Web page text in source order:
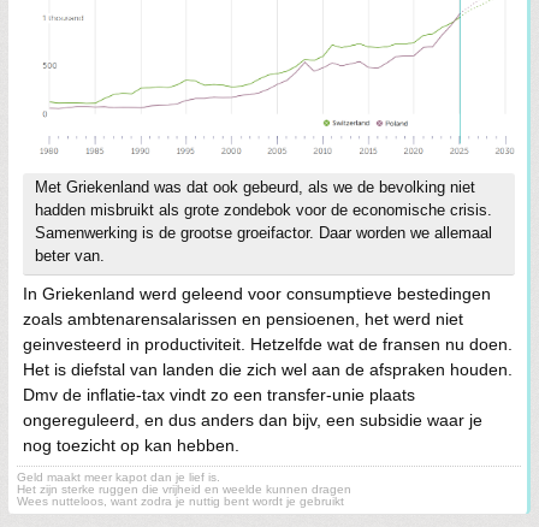
Met Griekenland was dat ook gebeurd, als we de bevolking niet
hadden misbruikt als grote zondebok voor de economische crisis.
Samenwerking is de grootse groeifactor. Daar worden we allemaal
beter van.
In Griekenland werd geleend voor consumptieve bestedingen
zoals ambtenarensalarissen en pensioenen, het werd niet
geinvesteerd in productiviteit. Hetzelfde wat de fransen nu doen.
Het is diefstal van landen die zich wel aan de afspraken houden.
Dmv de inflatie-tax vindt zo een transfer-unie plaats
ongereguleerd, en dus anders dan bijv, een subsidie waar je
nog toezicht op kan hebben.
Geld maakt meer kapot dan je lief is.
Het zijn sterke ruggen die vrijheid en weelde kunnen dragen
Wees nutteloos, want zodra je nuttig bent wordt je gebruikt